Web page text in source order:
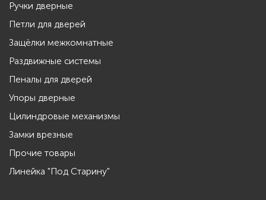
Ручки дверные
Петли для дверей
Защёлки межкомнатные
Раздвижные системы
Пеналы для дверей
Упоры дверные
Цилиндровые механизмы
Замки врезные
Прочие товары
Линейка "Под Старину"